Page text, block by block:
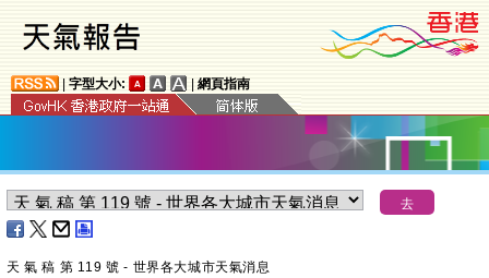
字型大小: 網頁指南
天 氣 稿 第 119 號 - 世界各大城市天氣消息